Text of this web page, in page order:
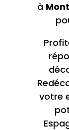
à
votre